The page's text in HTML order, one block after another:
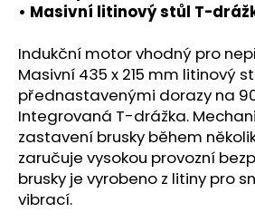
• Masivní litinový stůl T-
Indukční motor vhodný pro
Masivní 435 x 215 mm litinový
přednastavenými dorazy na 90
Integrovaná T-drážka.
zastavení brusky během
zaručuje vysokou provozní
brusky je vyrobeno z litiny pro
vibrací.
D
o
p
o
r
u
č
u